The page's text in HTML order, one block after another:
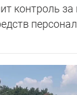
контроль